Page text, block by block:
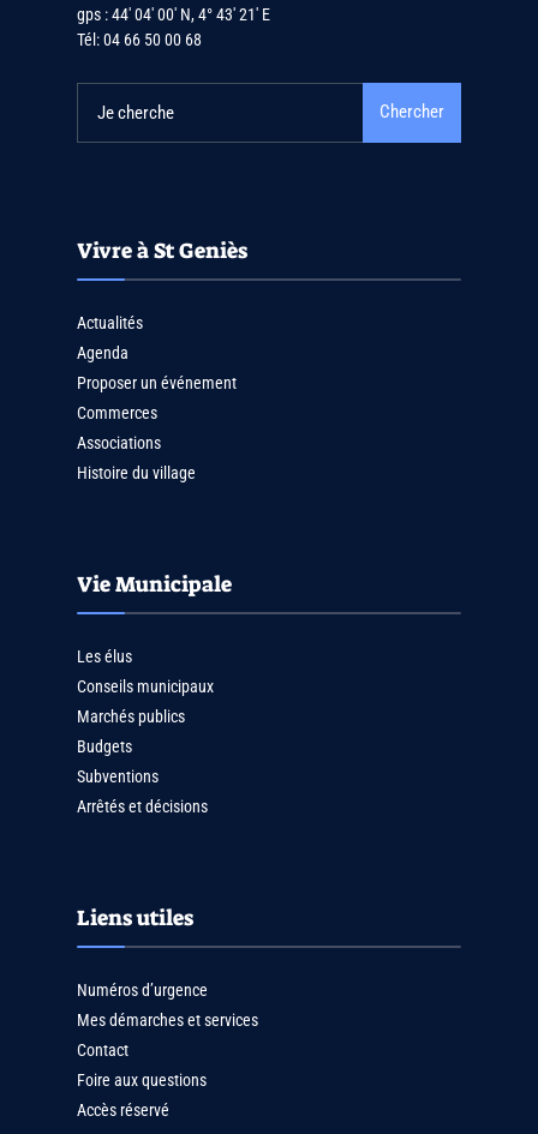
gps : 44′ 04′ 00′ N, 4° 43′ 21′ E
Tél:04 66 50 00 68
Chercher
Vivre à St Geniès
Actualités
Agenda
Proposer un événement
Commerces
Associations
Histoire du village
Vie Municipale
Les élus
Conseils municipaux
Marchés publics
Budgets
Subventions
Arrêtés et décisions
Liens utiles
Numéros d’urgence
Mes démarches et services
Contact
Foire aux questions
Accès réservé